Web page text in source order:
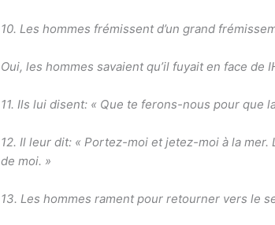
10. Les hommes frémissent d’un grand
Oui, les hommes savaient qu’il fuyait en face
11. Ils lui disent: « Que te ferons-nous pour que
12. Il leur dit: « Portez-moi et jetez-moi à la
de moi. »
13. Les hommes rament pour retourner vers le